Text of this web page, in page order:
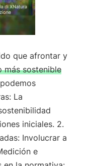
que afrontar y
más sostenible
La
iniciales. 2.
Involucrar a
e